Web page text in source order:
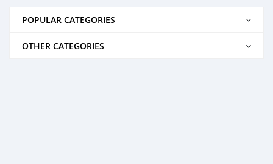
POPULAR CATEGORIES
OTHER CATEGORIES